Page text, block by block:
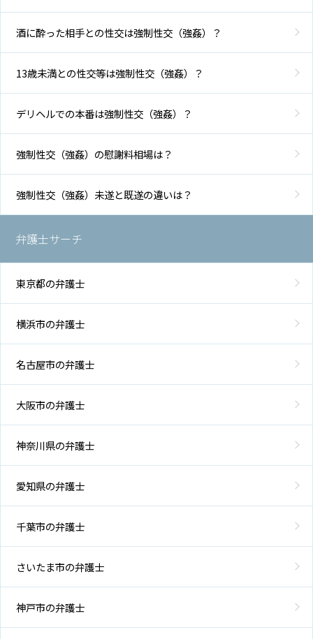
酒に酔った相手との性交は強制性交（強姦）？
13歳未満との性交等は強制性交（強姦）？
デリヘルでの本番は強制性交（強姦）？
強制性交（強姦）の慰謝料相場は？
強制性交（強姦）未遂と既遂の違いは？
弁護士サーチ
東京都の弁護士
横浜市の弁護士
名古屋市の弁護士
大阪市の弁護士
神奈川県の弁護士
愛知県の弁護士
千葉市の弁護士
さいたま市の弁護士
神戸市の弁護士